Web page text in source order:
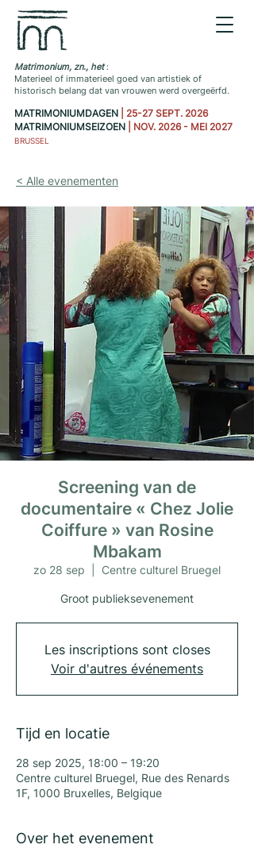
Matrimonium, zn., het:
Materieel of immaterieel goed van artistiek of
historisch belang dat van vrouwen werd overgeërfd.
MATRIMONIUMDAGEN | 25-27 SEPT. 2026
MATRIMONIUMSEIZOEN | NOV. 2026 - MEI 2027
BRUSSEL
< Alle evenementen
Screening van de
documentaire « Chez Jolie
Coiffure » van Rosine
Mbakam
zo 28 sep Centre culturel Bruegel
Groot publieksevenement
Les inscriptions sont closes
Voir d'autres événements
Tijd en locatie
28 sep 2025, 18:00 – 19:20
Centre culturel Bruegel, Rue des Renards
1F, 1000 Bruxelles, Belgique
Over het evenement